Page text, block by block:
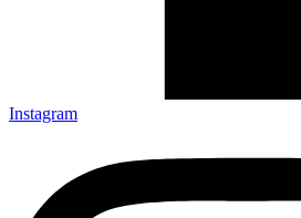
Instagram